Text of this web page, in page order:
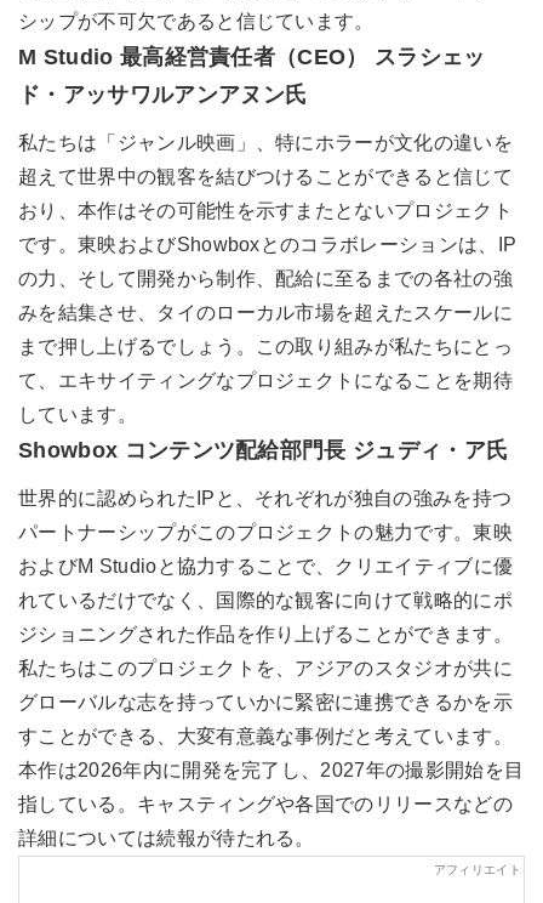
シップが不可欠であると信じています。
M Studio 最高経営責任者（CEO） スラシェッ
ド・アッサワルアンアヌン氏
私たちは「ジャンル映画」、特にホラーが文化の違いを
超えて世界中の観客を結びつけることができると信じて
おり、本作はその可能性を示すまたとないプロジェクト
です。東映およびShowboxとのコラボレーションは、IP
の力、そして開発から制作、配給に至るまでの各社の強
みを結集させ、タイのローカル市場を超えたスケールに
まで押し上げるでしょう。この取り組みが私たちにとっ
て、エキサイティングなプロジェクトになることを期待
しています。
Showbox コンテンツ配給部門長 ジュディ・ア氏
世界的に認められたIPと、それぞれが独自の強みを持つ
パートナーシップがこのプロジェクトの魅力です。東映
およびM Studioと協力することで、クリエイティブに優
れているだけでなく、国際的な観客に向けて戦略的にポ
ジショニングされた作品を作り上げることができます。
私たちはこのプロジェクトを、アジアのスタジオが共に
グローバルな志を持っていかに緊密に連携できるかを示
すことができる、大変有意義な事例だと考えています。
本作は2026年内に開発を完了し、2027年の撮影開始を目
指している。キャスティングや各国でのリリースなどの
詳細については続報が待たれる。